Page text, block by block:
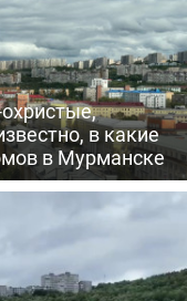
в какие
в Мурманске